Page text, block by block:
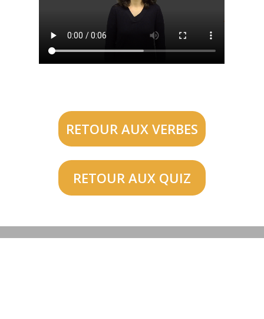
RETOUR AUX VERBES
RETOUR AUX QUIZ